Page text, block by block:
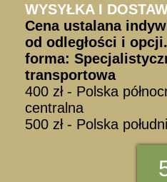
WYSYŁKA I
Cena ustalana
od odległości i
forma:
transportowa
400 zł - Polska
centralna
500 zł - Polska